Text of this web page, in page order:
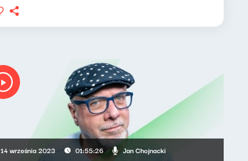
14 września 2023 01:55:26 Jan Chojnacki